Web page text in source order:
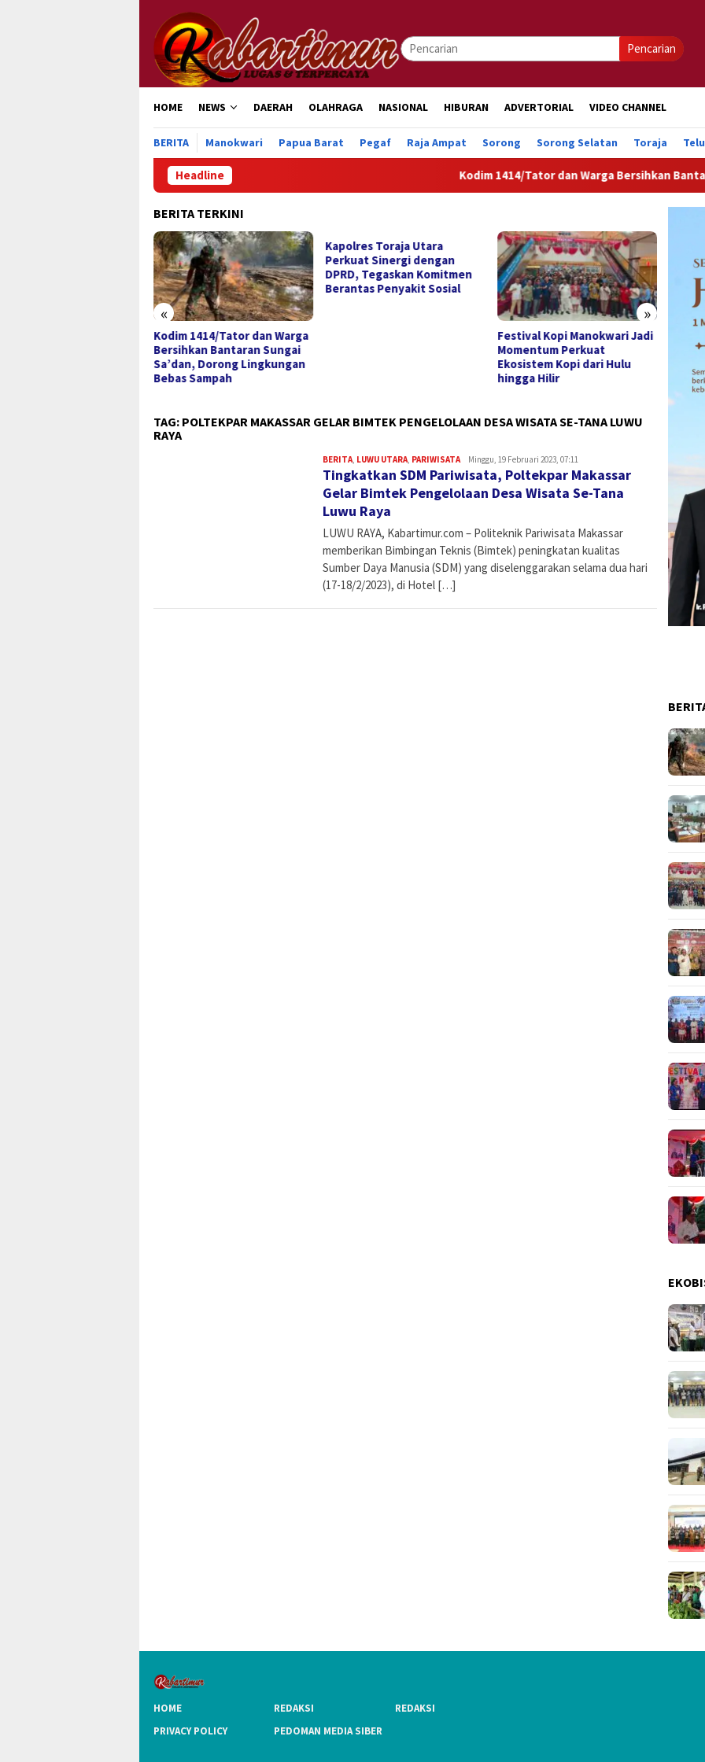
konten
Pencarian
HOME NEWS DAERAH OLAHRAGA NASIONAL HIBURAN ADVERTORIAL VIDEO CHANNEL
BERITA Manokwari Papua Barat Pegaf Raja Ampat Sorong Sorong Selatan Toraja
Headline Kodim 1414/Tator dan Warga Bersihkan Bantaran
BERITA TERKINI
« »
Kapolres Toraja Utara
Perkuat Sinergi dengan
DPRD, Tegaskan Komitmen
Berantas Penyakit Sosial
Kopi Manokwari Didorong
Jadi Ikon Pariwisata dan
Penggerak Ekonomi Lokal
TAG: POLTEKPAR MAKASSAR GELAR BIMTEK PENGELOLAAN DESA WISATA SE-TANA LUWU
RAYA
BERITA, LUWU UTARA, PARIWISATAAdmin
Minggu, 19 Februari 2023, 07:11
Tingkatkan SDM Pariwisata, Poltekpar Makassar
Gelar Bimtek Pengelolaan Desa Wisata Se-Tana
Luwu Raya
LUWU RAYA, Kabartimur.com – Politeknik Pariwisata Makassar
memberikan Bimbingan Teknis (Bimtek) peningkatan kualitas
Sumber Daya Manusia (SDM) yang diselenggarakan selama dua hari
(17-18/2/2023), di Hotel […]
HOME REDAKSI
REDAKSI
PRIVACY POLICY
PEDOMAN MEDIA SIBER